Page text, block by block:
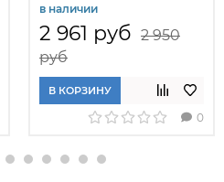
в наличии
2 961 руб 2 950
руб
В КОРЗИНУ
0